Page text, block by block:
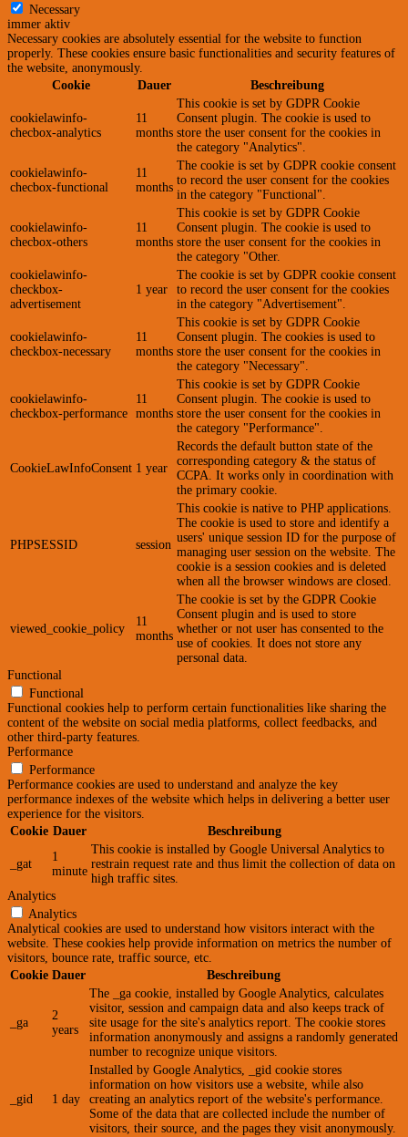
Necessary
immer aktiv
Necessary cookies are absolutely essential for the website to function
properly. These cookies ensure basic functionalities and security features of
the website, anonymously.
Cookie
Dauer Beschreibung
cookielawinfo-
checbox-analytics
11
months
This cookie is set by GDPR Cookie
Consent plugin. The cookie is used to
store the user consent for the cookies in
the category "Analytics".
cookielawinfo-
checbox-functional
11
months
The cookie is set by GDPR cookie consent
to record the user consent for the cookies
in the category "Functional".
cookielawinfo-
checbox-others
11
months
This cookie is set by GDPR Cookie
Consent plugin. The cookie is used to
store the user consent for the cookies in
the category "Other.
cookielawinfo-
checkbox-
advertisement
1 year
The cookie is set by GDPR cookie consent
to record the user consent for the cookies
in the category "Advertisement".
cookielawinfo-
checkbox-necessary
11
months
This cookie is set by GDPR Cookie
Consent plugin. The cookies is used to
store the user consent for the cookies in
the category "Necessary".
cookielawinfo-
checkbox-performance
11
months
This cookie is set by GDPR Cookie
Consent plugin. The cookie is used to
store the user consent for the cookies in
the category "Performance".
CookieLawInfoConsent 1 year
Records the default button state of the
corresponding category & the status of
CCPA. It works only in coordination with
the primary cookie.
PHPSESSID session
This cookie is native to PHP applications.
The cookie is used to store and identify a
users' unique session ID for the purpose of
managing user session on the website. The
cookie is a session cookies and is deleted
when all the browser windows are closed.
viewed_cookie_policy
11
months
The cookie is set by the GDPR Cookie
Consent plugin and is used to store
whether or not user has consented to the
use of cookies. It does not store any
personal data.
Functional
Functional
Functional cookies help to perform certain functionalities like sharing the
content of the website on social media platforms, collect feedbacks, and
other third-party features.
Performance
Performance
Performance cookies are used to understand and analyze the key
performance indexes of the website which helps in delivering a better user
experience for the visitors.
Cookie Dauer Beschreibung
_gat
1
minute
This cookie is installed by Google Universal Analytics to
restrain request rate and thus limit the collection of data on
high traffic sites.
Analytics
Analytics
Analytical cookies are used to understand how visitors interact with the
website. These cookies help provide information on metrics the number of
visitors, bounce rate, traffic source, etc.
Cookie Dauer Beschreibung
_ga
2
years
The _ga cookie, installed by Google Analytics, calculates
visitor, session and campaign data and also keeps track of
site usage for the site's analytics report. The cookie stores
information anonymously and assigns a randomly generated
number to recognize unique visitors.
_gid 1 day
Installed by Google Analytics, _gid cookie stores
information on how visitors use a website, while also
creating an analytics report of the website's performance.
Some of the data that are collected include the number of
visitors, their source, and the pages they visit anonymously.